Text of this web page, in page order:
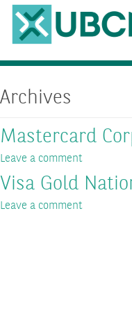
Archives
Mastercard
Leave a comment
Visa Gold
Leave a comment